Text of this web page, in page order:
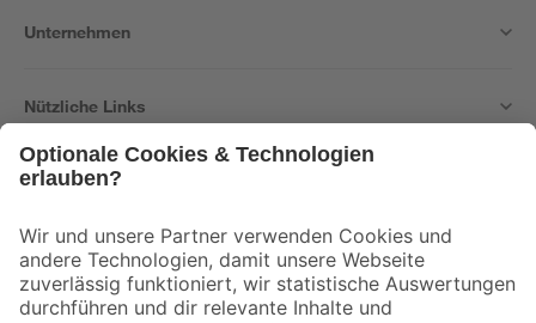
Unternehmen
Nützliche Links
Der toom Newsletter: Keine Angebote und Aktionen mehr verpassen!
Zur Newsletter Anmeldung